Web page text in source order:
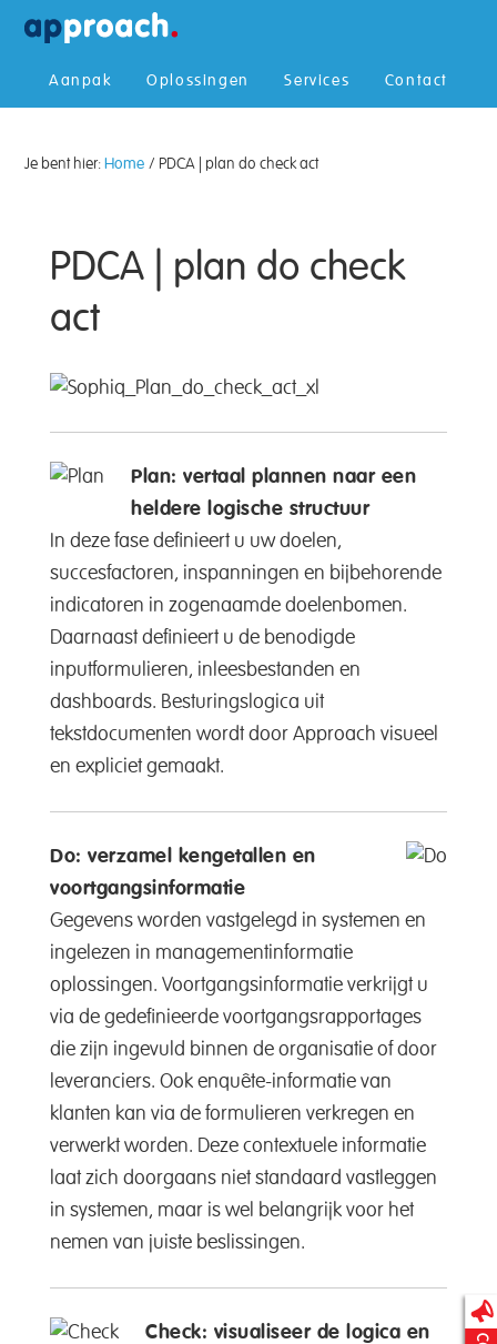
Aanpak Oplossingen Services Contact
Je bent hier: Home/ PDCA | plan do check act
PDCA | plan do check
act
Plan: vertaal plannen naar een
heldere logische structuur
In deze fase definieert u uw doelen,
succesfactoren, inspanningen en bijbehorende
indicatoren in zogenaamde doelenbomen.
Daarnaast definieert u de benodigde
inputformulieren, inleesbestanden en
dashboards. Besturingslogica uit
tekstdocumenten wordt door Approach visueel
en expliciet gemaakt.
Do: verzamel kengetallen en
voortgangsinformatie
Gegevens worden vastgelegd in systemen en
ingelezen in managementinformatie
oplossingen. Voortgangsinformatie verkrijgt u
via de gedefinieerde voortgangsrapportages
die zijn ingevuld binnen de organisatie of door
leveranciers. Ook enquête-informatie van
klanten kan via de formulieren verkregen en
verwerkt worden. Deze contextuele informatie
laat zich doorgaans niet standaard vastleggen
in systemen, maar is wel belangrijk voor het
nemen van juiste beslissingen.
Check: visualiseer de logica en